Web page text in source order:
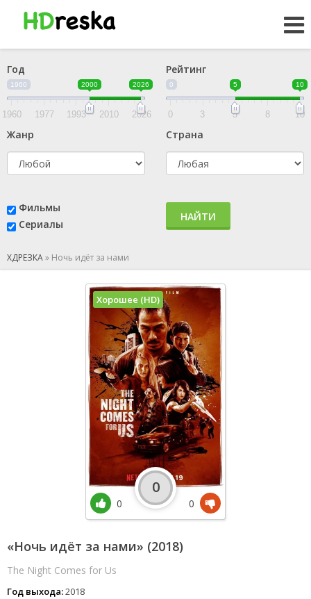
Год
1960 2000 2026
1960 1977 1993 2010 2026
Рейтинг
0 5 10
0 3 5 8 10
Жанр Страна
Фильмы
Сериалы
НАЙТИ
ХДРЕЗКА» Ночь идёт за нами
«Ночь идёт за нами» (2018)
The Night Comes for Us
Год выхода:2018
Хорошее (HD)
0
0
0